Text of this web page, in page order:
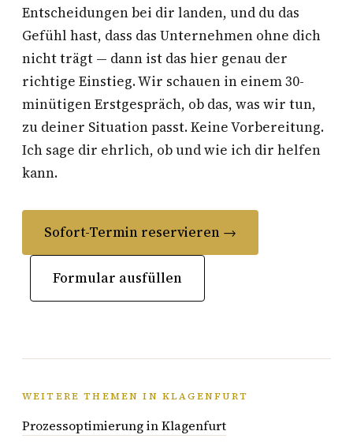
Entscheidungen bei dir landen, und du das
Gefühl hast, dass das Unternehmen ohne dich
nicht trägt — dann ist das hier genau der
richtige Einstieg. Wir schauen in einem 30-
minütigen Erstgespräch, ob das, was wir tun,
zu deiner Situation passt. Keine Vorbereitung.
Ich sage dir ehrlich, ob und wie ich dir helfen
kann.
Sofort-Termin reservieren →
Formular ausfüllen
WEITERE THEMEN IN KLAGENFURT
Prozessoptimierung in Klagenfurt